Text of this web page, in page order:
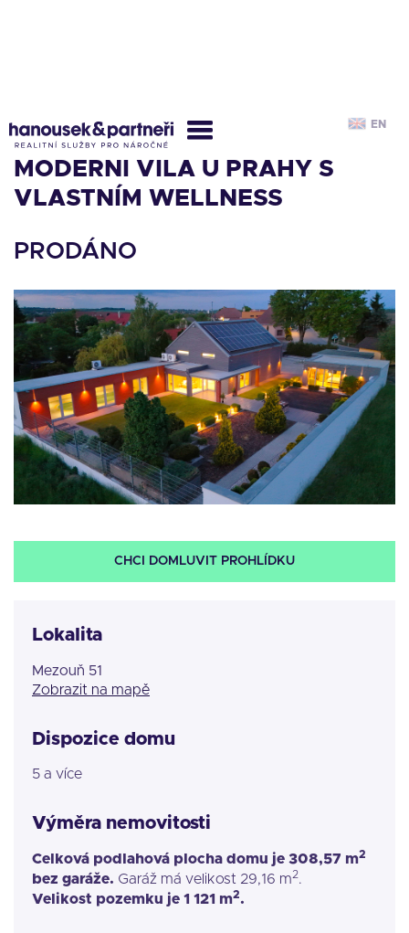
EN
MODERNÍ VILA U PRAHY S
VLASTNÍM WELLNESS
PRODÁNO
CHCI DOMLUVIT PROHLÍDKU
Lokalita
Mezouň 51
Zobrazit na mapě
Dispozice domu
5 a více
Výměra nemovitosti
Celková podlahová plocha domu je 308,57 m2
bez garáže. Garáž má velikost 29,16 m2.
Velikost pozemku je 1 121 m2.